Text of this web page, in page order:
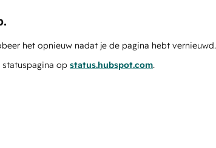
het opnieuw nadat je de pagina hebt vernieuwd.
op status.hubspot.com.